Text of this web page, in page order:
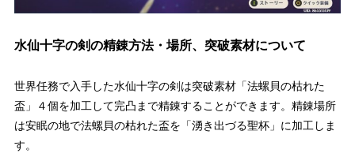
水仙十字の剣の精錬方法・場所、突破素材について
世界任務で入手した水仙十字の剣は突破素材「法螺貝の枯れた
盃」４個を加工して完凸まで精錬することができます。精錬場所
は安眠の地で法螺貝の枯れた盃を「湧き出づる聖杯」に加工しま
す。